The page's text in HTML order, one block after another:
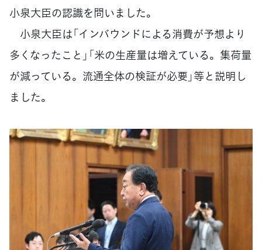
小泉大臣の認識を問いました。
小泉大臣は「インバウンドによる消費が予想より
多くなったこと」「米の生産量は増えている。集荷量
が減っている。流通全体の検証が必要」等と説明し
ました。